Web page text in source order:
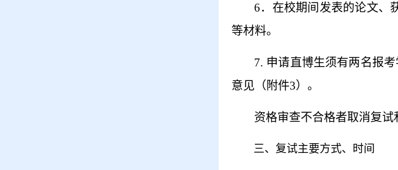
6．在校期间发表的论文、
等材料。
7. 申请直博生须有两名报
意见（附件3）。
资格审查不合格者取消复试
三、 复试主要方式、时间